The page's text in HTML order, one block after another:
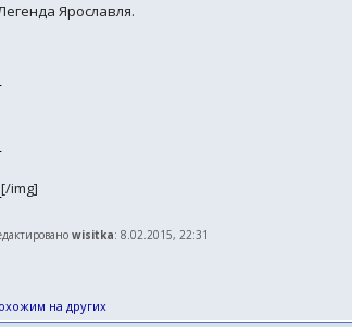
Ярославля.
[/img]
wisitka: 8.02.2015, 22:31
на других